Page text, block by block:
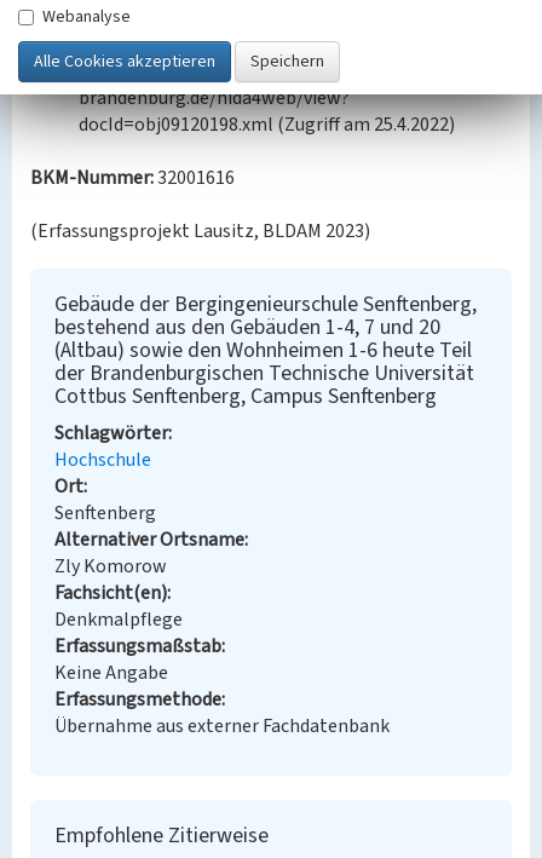
jahre-studieren-in-senftenberg-im-staedtischen-
rathaus.html (Zugriff am 25.4.2022)
https://ns.gis-bldam-
brandenburg.de/hida4web/view?
docId=obj09120198.xml (Zugriff am 25.4.2022)
BKM-Nummer:32001616
(Erfassungsprojekt Lausitz, BLDAM 2023)
Gebäude der Bergingenieurschule Senftenberg,
bestehend aus den Gebäuden 1-4, 7 und 20
(Altbau) sowie den Wohnheimen 1-6 heute Teil
der Brandenburgischen Technische Universität
Cottbus Senftenberg, Campus Senftenberg
Schlagwörter
Hochschule
Ort
Senftenberg
Alternativer Ortsname
Zly Komorow
Fachsicht(en)
Denkmalpflege
Erfassungsmaßstab
Keine Angabe
Erfassungsmethode
Übernahme aus externer Fachdatenbank
Empfohlene Zitierweise
Webanalyse